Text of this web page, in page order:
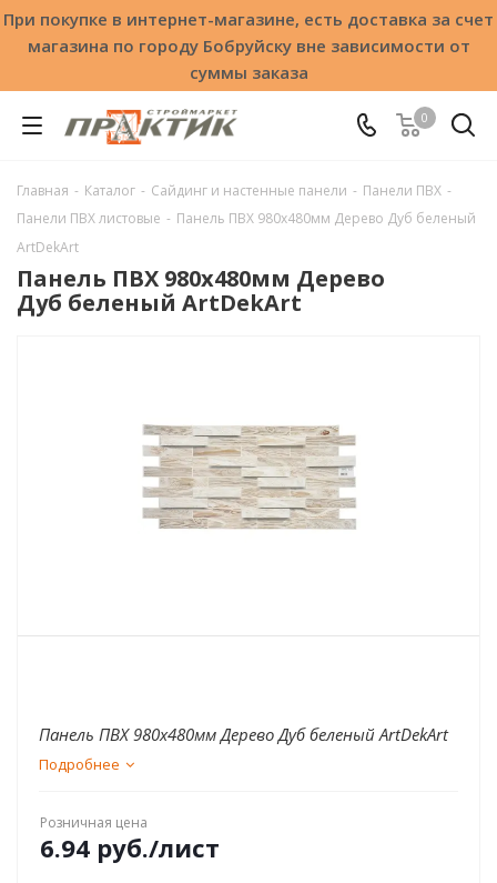
При покупке в интернет-магазине, есть доставка за счет
магазина по городу Бобруйску вне зависимости от
суммы заказа
0
Главная - Каталог - Сайдинг и настенные панели - Панели ПВХ -
Панели ПВХ листовые - Панель ПВХ 980х480мм Дерево Дуб беленый
ArtDekArt
Панель ПВХ 980х480мм Дерево
Дуб беленый ArtDekArt
Панель ПВХ 980х480мм Дерево Дуб беленый ArtDekArt
Подробнее
Розничная цена
6.94 руб./лист